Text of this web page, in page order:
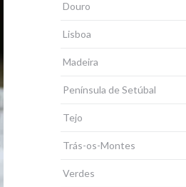
Douro
Lisboa
Madeira
Península de Setúbal
Tejo
Trás-os-Montes
Verdes